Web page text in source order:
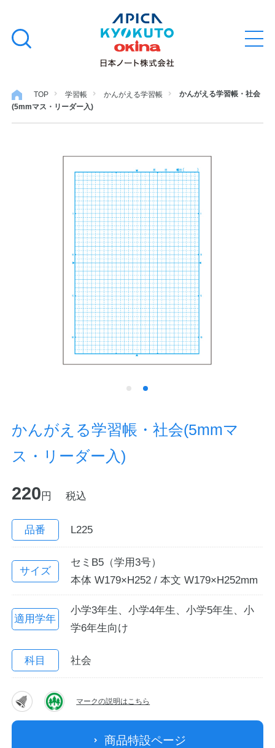
文
キ
ッ
開
検
る
ノート・メモ
ファイル・バインダー
日用・事務用品
特集・コラム
ノートの豆知識
探求・自主学習のすすめ
工場フォトツアー
企業情報
カタログ
English
法人のお客様へ
TOP 学習帳 かんがえる学習帳
かんがえる学習帳・社会
(5mmマス・リーダー入)
かんがえる学習帳・社会(5mmマ
ス・リーダー入)
220 円 税込
品番 L225
サイズ
セミB5（学用3号）
本体 W179×H252 / 本文 W179×H252mm
適用学年
小学3年生、小学4年生、小学5年生、小
学6年生向け
科目 社会
マークの説明はこちら
商品特設ページ